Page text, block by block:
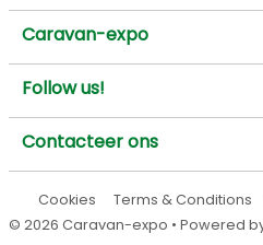
Caravan-expo
Follow us!
Contacteer ons
Cookies Terms & Conditions
© 2026 Caravan-expo • Powered